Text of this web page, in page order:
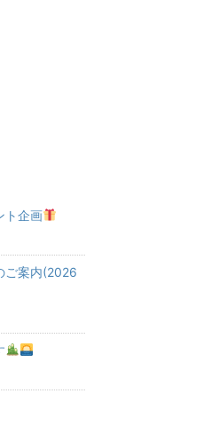
ト企画
ご案内(2026